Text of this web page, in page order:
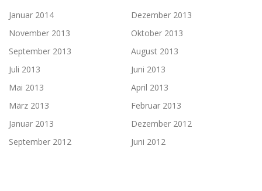
Januar 2014
Dezember 2013
November 2013
Oktober 2013
September 2013
August 2013
Juli 2013
Juni 2013
Mai 2013
April 2013
März 2013
Februar 2013
Januar 2013
Dezember 2012
September 2012
Juni 2012